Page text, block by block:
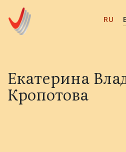
RU
Екатерина
Кропотова